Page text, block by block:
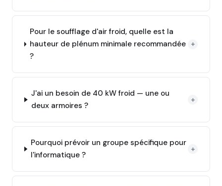
Pour le soufflage d'air froid, quelle est la
hauteur de plénum minimale recommandée
?
+
J'ai un besoin de 40 kW froid — une ou
deux armoires ?
+
Pourquoi prévoir un groupe spécifique pour
l'informatique ?
+